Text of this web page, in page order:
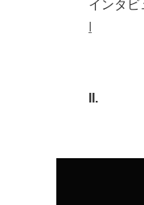
インタビ
II.